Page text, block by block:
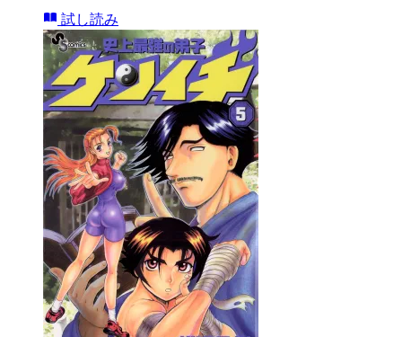
試し読み